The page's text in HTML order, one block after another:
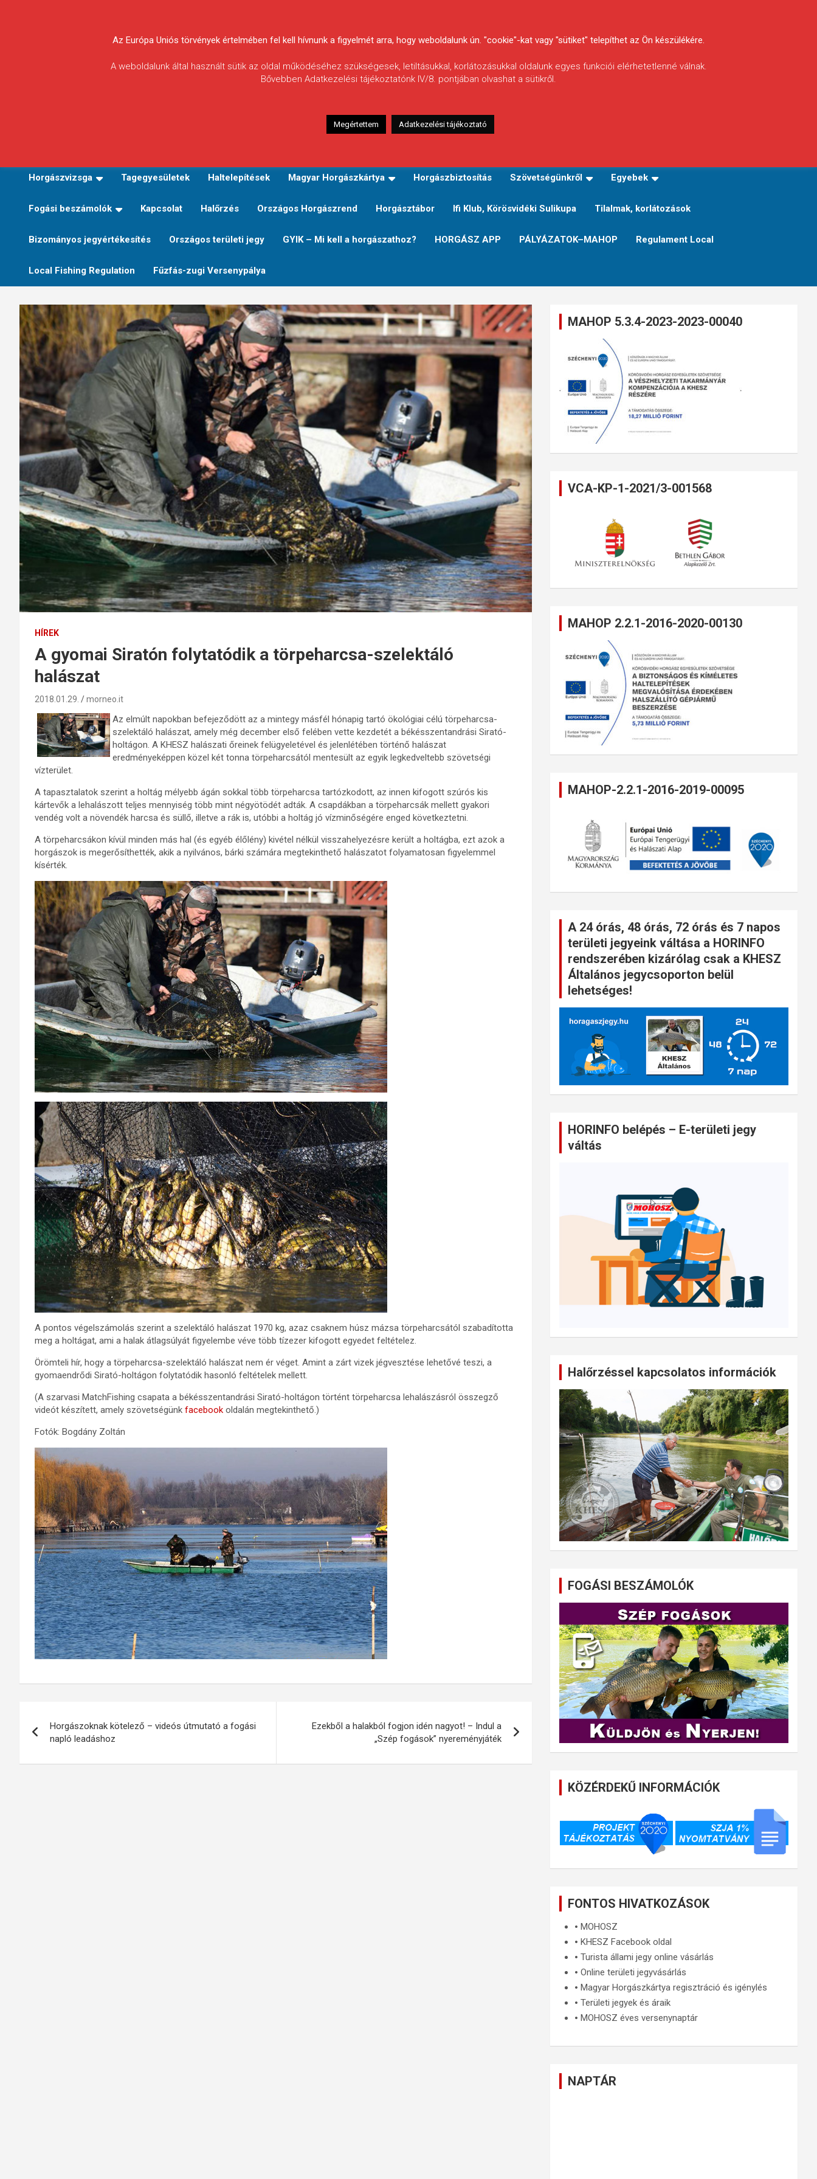
Körösvidéki Horgász
Egyesületek
Horgászvizsga Tagegyesületek Haltelepítések Magyar Horgászkártya Horgászbiztosítás Szövetségünkről Egyebek
Fogási beszámolók Kapcsolat Halőrzés Országos Horgászrend Horgásztábor Ifi Klub, Körösvidéki Sulikupa Tilalmak, korlátozások
Bizományos jegyértékesítés Országos területi jegy GYIK – Mi kell a horgászathoz? HORGÁSZ APP PÁLYÁZATOK–MAHOP Regulament Local
Local Fishing Regulation Fűzfás-zugi Versenypálya
HÍREK
A gyomai Siratón folytatódik a törpeharcsa-szelektáló
halászat
2018.01.29. morneo.it
Az elmúlt napokban befejeződött az a mintegy másfél hónapig tartó ökológiai célú törpeharcsa-
szelektáló halászat, amely még december első felében vette kezdetét a békésszentandrási Sirató-
holtágon. A KHESZ halászati őreinek felügyeletével és jelenlétében történő halászat
eredményeképpen közel két tonna törpeharcsától mentesült az egyik legkedveltebb szövetségi
vízterület.
A tapasztalatok szerint a holtág mélyebb ágán sokkal több törpeharcsa tartózkodott, az innen kifogott szúrós kis
kártevők a lehalászott teljes mennyiség több mint négyötödét adták. A csapdákban a törpeharcsák mellett gyakori
vendég volt a növendék harcsa és süllő, illetve a rák is, utóbbi a holtág jó vízminőségére enged következtetni.
A törpeharcsákon kívül minden más hal (és egyéb élőlény) kivétel nélkül visszahelyezésre került a holtágba, ezt azok a
horgászok is megerősíthették, akik a nyilvános, bárki számára megtekinthető halászatot folyamatosan figyelemmel
kísérték.
A pontos végelszámolás szerint a szelektáló halászat 1970 kg, azaz csaknem húsz mázsa törpeharcsától szabadította
meg a holtágat, ami a halak átlagsúlyát figyelembe véve több tízezer kifogott egyedet feltételez.
Örömteli hír, hogy a törpeharcsa-szelektáló halászat nem ér véget. Amint a zárt vizek jégvesztése lehetővé teszi, a
gyomaendrődi Sirató-holtágon folytatódik hasonló feltételek mellett.
(A szarvasi MatchFishing csapata a békésszentandrási Sirató-holtágon történt törpeharcsa lehalászásról összegző
videót készített, amely szövetségünk facebook oldalán megtekinthető.)
Fotók: Bogdány Zoltán
navigáció
Horgászoknak kötelező – videós útmutató a fogási
napló leadáshoz
Ezekből a halakból fogjon idén nagyot! – Indul a
„Szép fogások” nyereményjáték
MAHOP 5.3.4-2023-2023-00040
VCA-KP-1-2021/3-001568
MAHOP 2.2.1-2016-2020-00130
MAHOP-2.2.1-2016-2019-00095
A 24 órás, 48 órás, 72 órás és 7 napos
területi jegyeink váltása a HORINFO
rendszerében kizárólag csak a KHESZ
Általános jegycsoporton belül
lehetséges!
HORINFO belépés – E-területi jegy
váltás
Halőrzéssel kapcsolatos információk
FOGÁSI BESZÁMOLÓK
KÖZÉRDEKŰ INFORMÁCIÓK
FONTOS HIVATKOZÁSOK
🞄MOHOSZ
🞄KHESZ Facebook oldal
🞄Turista állami jegy online vásárlás
🞄Online területi jegyvásárlás
🞄Magyar Horgászkártya regisztráció és igénylés
🞄Területi jegyek és áraik
🞄MOHOSZ éves versenynaptár
NAPTÁR
Az Európa Uniós törvények értelmében fel kell hívnunk a figyelmét arra, hogy weboldalunk ún. "cookie"-kat vagy "sütiket" telepíthet az Ön készülékére.
A weboldalunk által használt sütik az oldal működéséhez szükségesek, letiltásukkal, korlátozásukkal oldalunk egyes funkciói elérhetetlenné válnak.
Bővebben Adatkezelési tájékoztatónk IV/8. pontjában olvashat a sütikről.
Megértettem Adatkezelési tájékoztató